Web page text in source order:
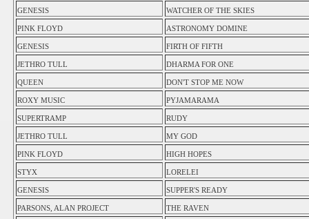
GENESIS WATCHER OF THE SKIES
PINK FLOYD ASTRONOMY DOMINE
GENESIS FIRTH OF FIFTH
JETHRO TULL DHARMA FOR ONE
QUEEN DON'T STOP ME NOW
ROXY MUSIC PYJAMARAMA
SUPERTRAMP RUDY
JETHRO TULL MY GOD
PINK FLOYD HIGH HOPES
STYX LORELEI
GENESIS SUPPER'S READY
PARSONS, ALAN PROJECT THE RAVEN